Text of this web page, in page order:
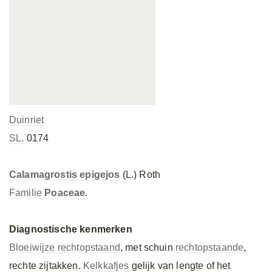
Duinriet
SL. 0174
Calamagrostis epigejos (L.) Roth
Familie Poaceae.
Diagnostische kenmerken
Bloeiwijze rechtopstaand, met schuin rechtopstaande,
rechte zijtakken. Kelkkafjes gelijk van lengte of het